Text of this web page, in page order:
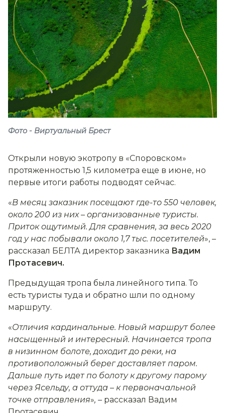
Фото - Виртуальный Брест
Открыли новую экотропу в «Споровском»
протяженностью 1,5 километра еще в июне, но
первые итоги работы подводят сейчас.
«В месяц заказник посещают где-то 550 человек,
около 200 из них– организованные туристы.
Приток ощутимый. Для сравнения, за весь 2020
год у нас побывали около 1,7 тыс. посетителей», –
рассказал БЕЛТА директор заказника Вадим
Протасевич.
Предыдущая тропа была линейного типа. То
есть туристы туда и обратно шли по одному
маршруту.
«Отличия кардинальные. Новый маршрут более
насыщенный и интересный. Начинается тропа
в низинном болоте, доходит до реки, на
противоположный берег доставляет паром.
Дальше путь идет по болоту к другому парому
через Ясельду, а оттуда – к первоначальной
точке отправления», – рассказал Вадим